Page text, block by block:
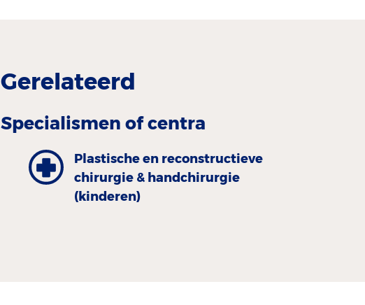
Gerelateerd
Specialismen of centra
Plastische en reconstructieve
chirurgie & handchirurgie
(kinderen)